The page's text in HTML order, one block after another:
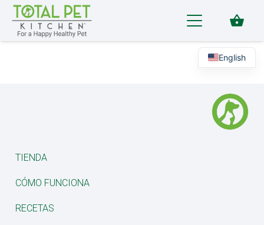
shopping_basket
TIENDA
CÓMO FUNCIONA
RECETAS
English